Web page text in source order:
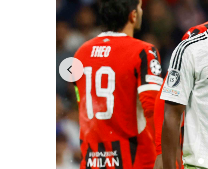
Previous